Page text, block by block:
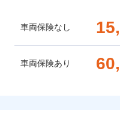
車両保険なし
車両保険あり